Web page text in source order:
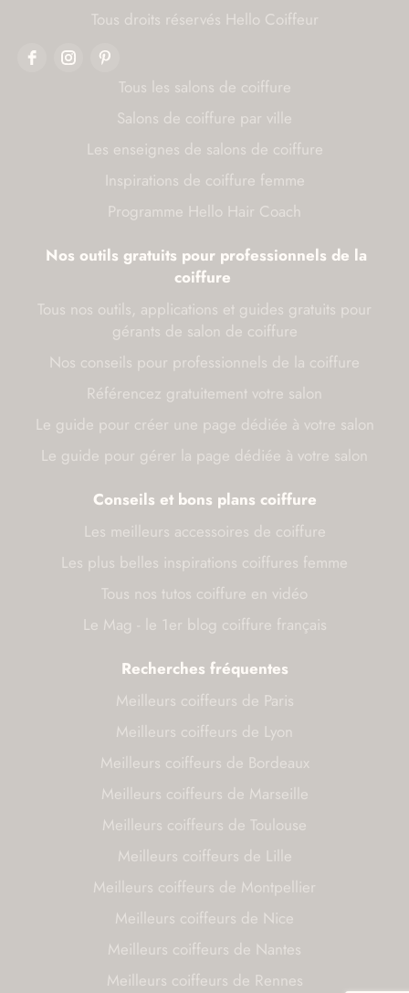
Tous droits réservés Hello Coiffeur
Tous les salons de coiffure
Salons de coiffure par ville
Les enseignes de salons de coiffure
Inspirations de coiffure femme
Programme Hello Hair Coach
Nos outils gratuits pour professionnels de la
coiffure
Tous nos outils, applications et guides gratuits pour
gérants de salon de coiffure
Nos conseils pour professionnels de la coiffure
Référencez gratuitement votre salon
Le guide pour créer une page dédiée à votre salon
Le guide pour gérer la page dédiée à votre salon
Conseils et bons plans coiffure
Les meilleurs accessoires de coiffure
Les plus belles inspirations coiffures femme
Tous nos tutos coiffure en vidéo
Le Mag - le 1er blog coiffure français
Recherches fréquentes
Meilleurs coiffeurs de Paris
Meilleurs coiffeurs de Lyon
Meilleurs coiffeurs de Bordeaux
Meilleurs coiffeurs de Marseille
Meilleurs coiffeurs de Toulouse
Meilleurs coiffeurs de Lille
Meilleurs coiffeurs de Montpellier
Meilleurs coiffeurs de Nice
Meilleurs coiffeurs de Nantes
Meilleurs coiffeurs de Rennes